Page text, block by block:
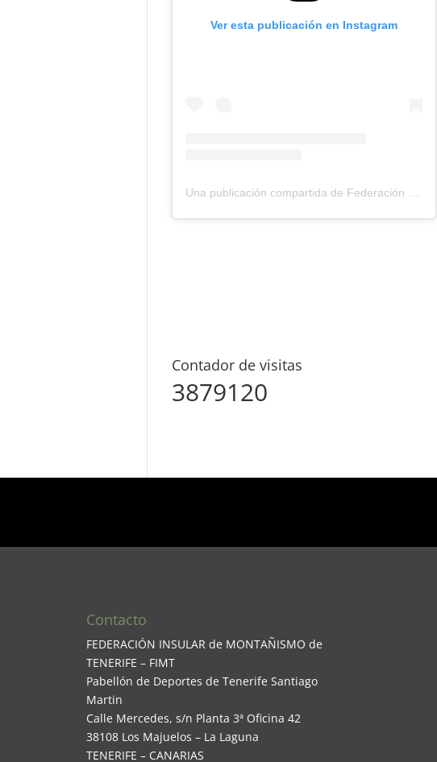
Ver esta publicación en Instagram
Contador de visitas
3879120
Contacto
FEDERACIÓN INSULAR de MONTAÑISMO de
TENERIFE – FIMT
Pabellón de Deportes de Tenerife Santiago
Martin
Calle Mercedes, s/n Planta 3ª Oficina 42
38108 Los Majuelos – La Laguna
TENERIFE – CANARIAS